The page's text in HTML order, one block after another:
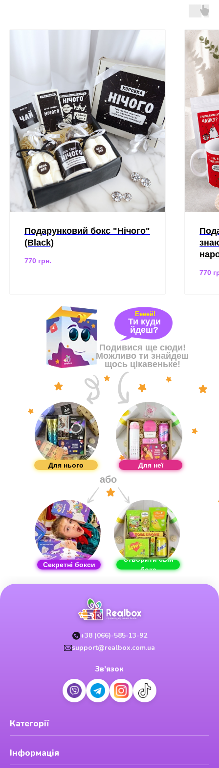
Подарунковий бокс "Нічого"
(Black)
770 грн.
770
Для нього Для неї
або
Секретні бокси
Створити свій
бокс
Ти куди
йдеш?
Подивися ще сюди!
Можливо ти знайдеш
щось цікавеньке!
Еееей!
+38 (066)-585-13-92
support@realbox.com.ua
Зв’язок
Категорії
Інформація